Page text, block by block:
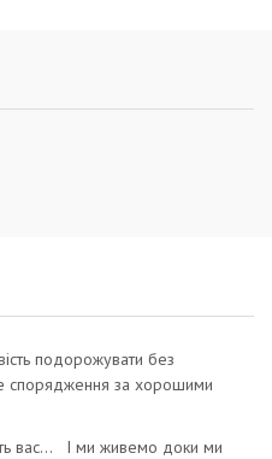
подорожувати без
спорядження за хорошими
вас… І ми живемо доки ми